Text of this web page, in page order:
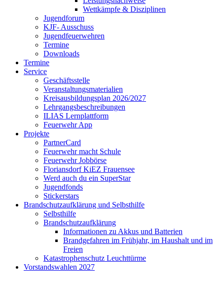
Wettkämpfe & Disziplinen
Jugendforum
KJF- Ausschuss
Jugendfeuerwehren
Termine
Downloads
Termine
Service
Geschäftsstelle
Veranstaltungsmaterialien
Kreisausbildungsplan 2026/2027
Lehrgangsbeschreibungen
ILIAS Lernplattform
Feuerwehr App
Projekte
PartnerCard
Feuerwehr macht Schule
Feuerwehr Jobbörse
Floriansdorf KiEZ Frauensee
Werd auch du ein SuperStar
Jugendfonds
Stickerstars
Brandschutzaufklärung und Selbsthilfe
Selbsthilfe
Brandschutzaufklärung
Informationen zu Akkus und Batterien
Brandgefahren im Frühjahr, im Haushalt und im
Freien
Katastrophenschutz Leuchttürme
Vorstandswahlen 2027